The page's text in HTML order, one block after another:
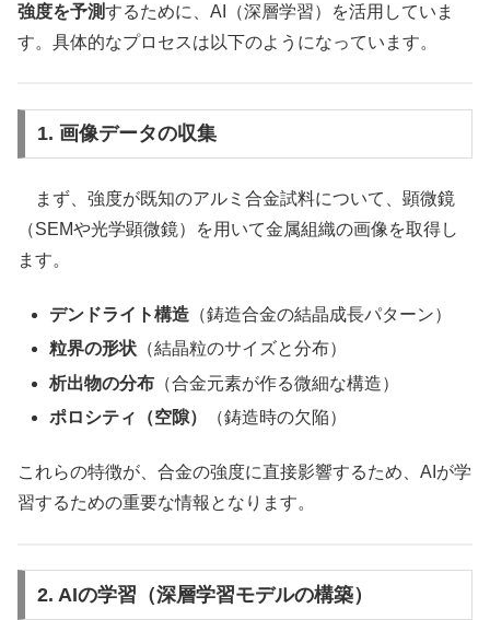
強度を予測するために、AI（深層学習）を活用していま
す。具体的なプロセスは以下のようになっています。
1. 画像データの収集
まず、強度が既知のアルミ合金試料について、顕微鏡
（SEMや光学顕微鏡）を用いて金属組織の画像を取得し
ます。
デンドライト構造 （鋳造合金の結晶成長パターン）
粒界の形状 （結晶粒のサイズと分布）
析出物の分布 （合金元素が作る微細な構造）
ポロシティ（空隙）
（鋳造時の欠陥）
これらの特徴が、合金の強度に直接影響するため、AIが学
習するための重要な情報となります。
2. AIの学習（深層学習モデルの構築）